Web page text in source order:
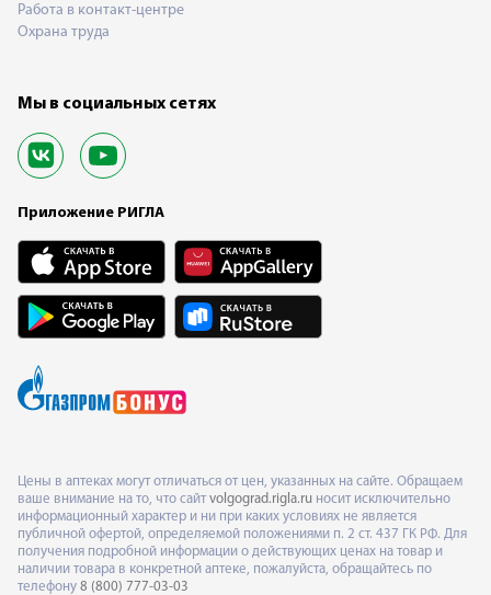
Работа в контакт-центре
Охрана труда
Мы в социальных сетях
Приложение РИГЛА
Цены в аптеках могут отличаться от цен, указанных на сайте. Обращаем
ваше внимание на то, что сайт volgograd.rigla.ru носит исключительно
информационный характер и ни при каких условиях не является
публичной офертой, определяемой положениями п. 2 ст. 437 ГК РФ. Для
получения подробной информации о действующих ценах на товар и
наличии товара в конкретной аптеке, пожалуйста, обращайтесь по
телефону 8 (800) 777-03-03